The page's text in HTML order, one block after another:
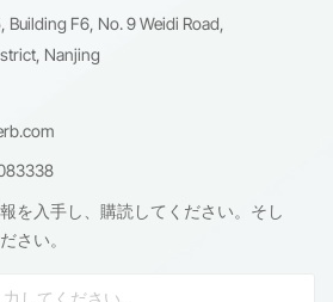
F6, No. 9 Weidi Road,
Nanjing
を入手し、購読してください。そし
さい。